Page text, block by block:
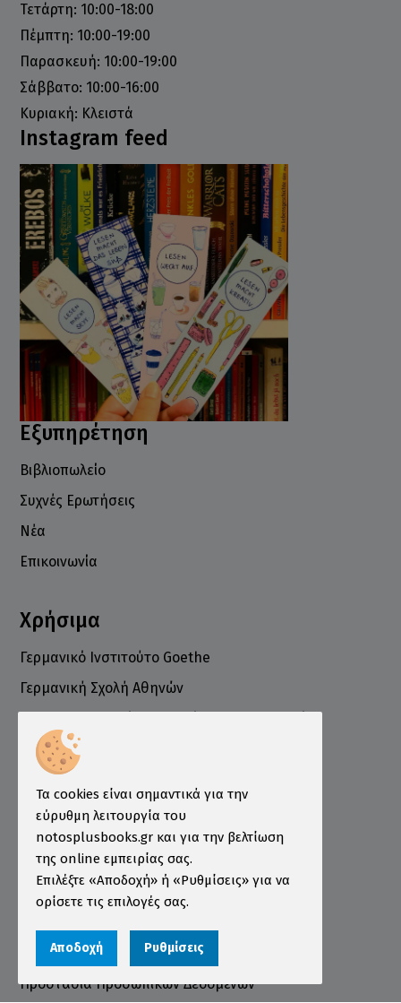
Τετάρτη: 10:00-18:00
Πέμπτη: 10:00-19:00
Παρασκευή: 10:00-19:00
Σάββατο: 10:00-16:00
Κυριακή: Κλειστά
Instagram feed
Εξυπηρέτηση
Βιβλιοπωλείο
Συχνές Ερωτήσεις
Νέα
Επικοινωνία
Χρήσιμα
Γερμανικό Ινστιτούτο Goethe
Γερμανική Σχολή Αθηνών
Επιμελητήριο
Ινστιτούτο ÖSD Ελλάδας
Πληροφορίες
Τρόποι Παραγγελίας
Τρόποι Πληρωμής
Τρόποι Αποστολής
Όροι χρήσης
Προστασία Προσωπικών Δεδομένων
Τα cookies είναι σημαντικά για την
εύρυθμη λειτουργία του
notosplusbooks.gr και για την βελτίωση
της online εμπειρίας σας.
Επιλέξτε «Αποδοχή» ή «Ρυθμίσεις» για να
ορίσετε τις επιλογές σας.
Αποδοχή Ρυθμίσεις